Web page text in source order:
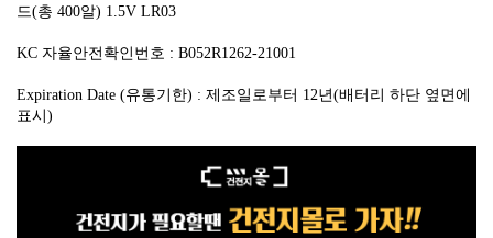
드(총 400알) 1.5V LR03
KC 자율안전확인번호 : B052R1262-21001
Expiration Date (유통기한) : 제조일로부터 12년(배터리 하단 옆면에
표시)